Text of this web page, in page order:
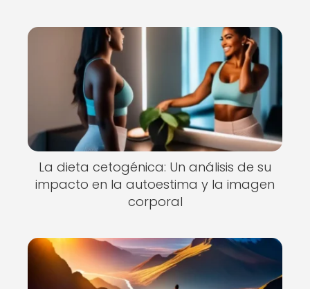
La dieta cetogénica: Un análisis de su
impacto en la autoestima y la imagen
corporal